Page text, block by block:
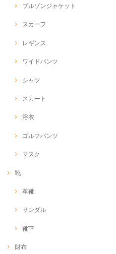
ブルゾンジャケット
スカーフ
レギンス
ワイドパンツ
シャツ
スカート
浴衣
ゴルフパンツ
マスク
靴
革靴
サンダル
靴下
財布